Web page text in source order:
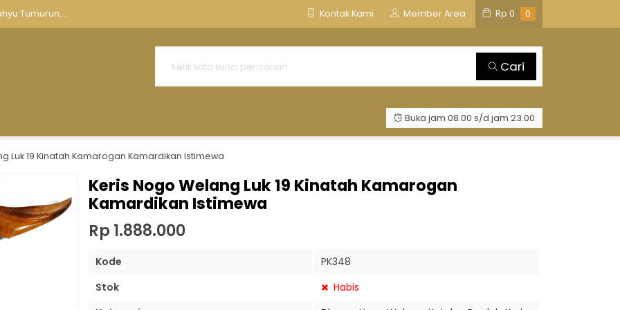
Tumurun....
Sunggingan Wayang Panakawan....
Gonjo Iras Tangguh PB Putr....
Asli Sepuh....
Kontak Kami Member Area Rp 0 0
Aksesoris Keris Kawruh Keris TOSAN AJI GROUP
Cari
Buka jam 08.00 s/d jam 23.00
Luk 19 Kinatah Kamarogan Kamardikan Istimewa
Keris Nogo Welang Luk 19 Kinatah Kamarogan
Kamardikan Istimewa
Rp 1.888.000
Kode
PK348
Stok
Habis